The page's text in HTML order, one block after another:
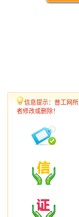
信息提示：普工网
者修改或删除！